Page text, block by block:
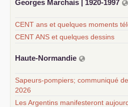
Georges Marchais | 1920-1997
CENT ans et quelques moments
CENT ANS et quelques dessins
Haute-Normandie
Sapeurs-pompiers; communiqué
2026
Les Argentins manifesteront